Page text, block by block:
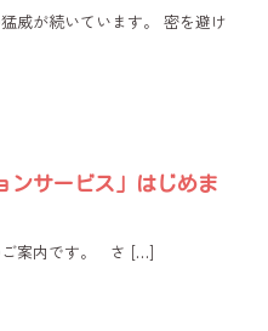
威が続いています。 密を避け
ンサービス」はじめま
ご案内です。 さ […]